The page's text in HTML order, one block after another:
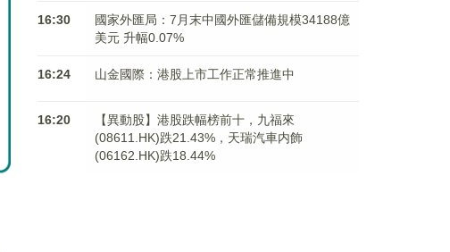
16:30
國家外匯局：7月末中國外匯儲備規模34188億
美元 升幅0.07%
16:24 山金國際：港股上市工作正常推進中
16:20
【異動股】港股跌幅榜前十，九福來
(08611.HK)跌21.43%，天瑞汽車内飾
(06162.HK)跌18.44%